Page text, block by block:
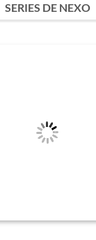
SERIES DE NEXO